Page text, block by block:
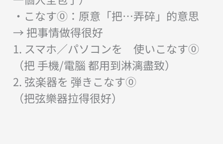
・こなす⓪：原意「把…弄碎」的意思
→ 把事情做得很好
1. スマホ／パソコンを 使いこなす⓪
（把 手機/電腦 都用到淋漓盡致）
2. 弦楽器を 弾きこなす⓪
（把弦樂器拉得很好）